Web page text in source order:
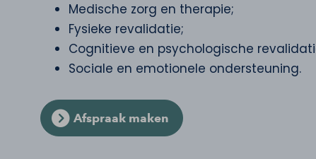
Medische zorg en therapie;
Fysieke revalidatie;
Cognitieve en psychologische
Sociale en emotionele ondersteuning.
Afspraak maken